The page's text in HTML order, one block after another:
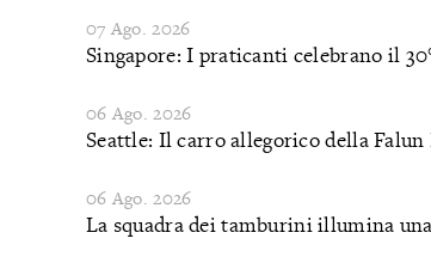
07 Ago. 2026
Singapore: I praticanti celebrano il
06 Ago. 2026
Seattle: Il carro allegorico della
06 Ago. 2026
La squadra dei tamburini illumina